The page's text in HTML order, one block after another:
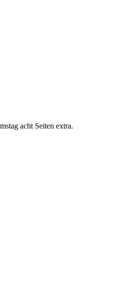
acht Seiten extra.